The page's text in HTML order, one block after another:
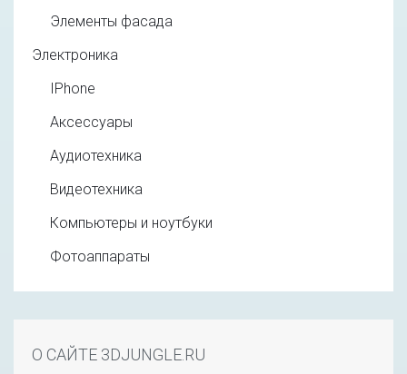
Элементы фасада
Электроника
IPhone
Аксессуары
Аудиотехника
Видеотехника
Компьютеры и ноутбуки
Фотоаппараты
О САЙТЕ 3DJUNGLE.RU